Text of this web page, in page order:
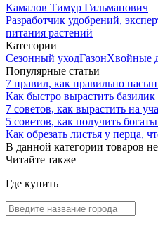
Камалов Тимур Гильманович
Разработчик удобрений,
питания растений
Категории
Сезонный уходГазонХвойные
Популярные статьи
7 правил, как правильно
Как быстро вырастить базилик
7 советов, как вырастить на
5 советов, как получить
Как обрезать листья у перца,
В данной категории товаров
Читайте также
Где купить